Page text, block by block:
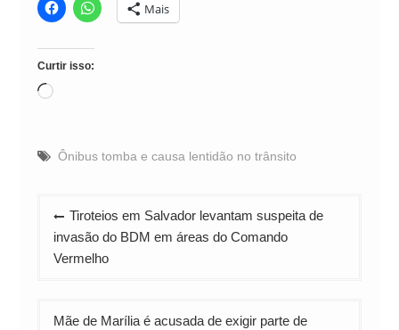
Mais
Curtir isso:
Carregando...
Ônibus tomba e causa lentidão no trânsito
Navegação
de
Post
Tiroteios em Salvador levantam suspeita de
invasão do BDM em áreas do Comando
Vermelho
Mãe de Marília é acusada de exigir parte de